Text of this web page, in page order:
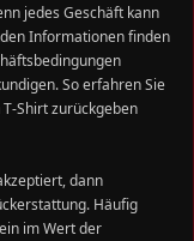
jedes Geschäft kann
Informationen finden
So erfahren Sie
Shirt zurückgeben
dann
Häufig
im Wert der